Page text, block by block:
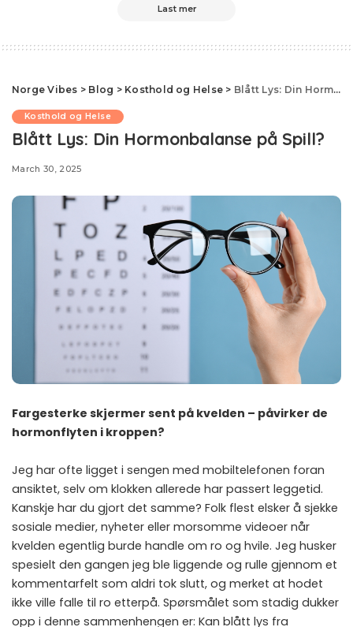
Last mer
Norge Vibes > Blog > Kosthold og Helse > Blått Lys: Din Hormonbalanse på Spill?
Kosthold og Helse
Blått Lys: Din Hormonbalanse på Spill?
March 30, 2025
Fargesterke skjermer sent på kvelden – påvirker de
hormonflyten i kroppen?
Jeg har ofte ligget i sengen med mobiltelefonen foran
ansiktet, selv om klokken allerede har passert leggetid.
Kanskje har du gjort det samme? Folk flest elsker å sjekke
sosiale medier, nyheter eller morsomme videoer når
kvelden egentlig burde handle om ro og hvile. Jeg husker
spesielt den gangen jeg ble liggende og rulle gjennom et
kommentarfelt som aldri tok slutt, og merket at hodet
ikke ville falle til ro etterpå. Spørsmålet som stadig dukker
opp i denne sammenhengen er: Kan blått lys fra